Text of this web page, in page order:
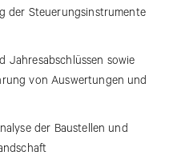
der Steuerungsinstrumente
Jahresabschlüssen sowie
von Auswertungen und
der Baustellen und